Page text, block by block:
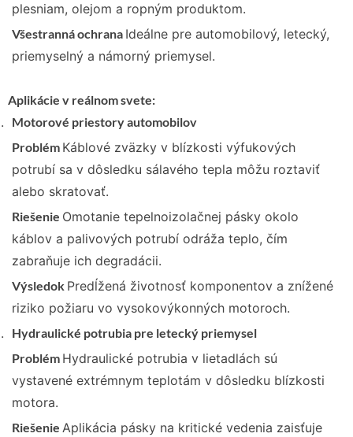
plesniam, olejom a ropným produktom.
Všestranná ochrana Ideálne pre automobilový, letecký,
priemyselný a námorný priemysel.
Aplikácie v reálnom svete:
Motorové priestory automobilov
Problém Káblové zväzky v blízkosti výfukových
potrubí sa v dôsledku sálavého tepla môžu roztaviť
alebo skratovať.
Riešenie Omotanie tepelnoizolačnej pásky okolo
káblov a palivových potrubí odráža teplo, čím
zabraňuje ich degradácii.
Výsledok Predĺžená životnosť komponentov a znížené
riziko požiaru vo vysokovýkonných motoroch.
Hydraulické potrubia pre letecký priemysel
Problém Hydraulické potrubia v lietadlách sú
vystavené extrémnym teplotám v dôsledku blízkosti
motora.
Riešenie Aplikácia pásky na kritické vedenia zaisťuje